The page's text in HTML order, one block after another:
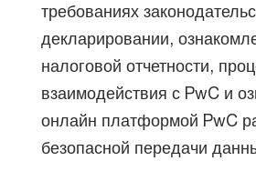
требованиях
декларировании,
налоговой отчетности,
взаимодействия с PwC и
онлайн платформой PwC
безопасной передачи